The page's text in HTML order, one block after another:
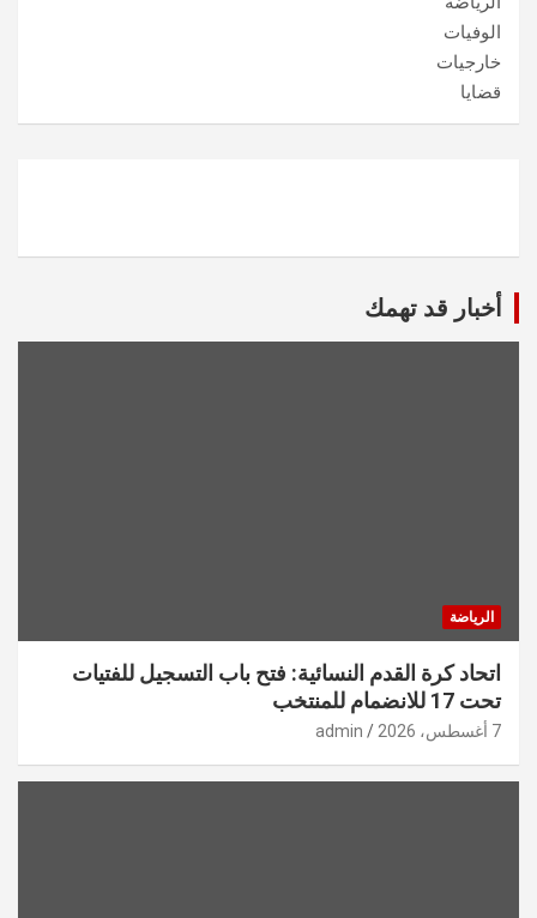
الوفيات
خارجيات
قضايا
أخبار قد تهمك
الرياضة
اتحاد كرة القدم النسائية: فتح باب التسجيل للفتيات
تحت 17 للانضمام للمنتخب
7 أغسطس، 2026 admin